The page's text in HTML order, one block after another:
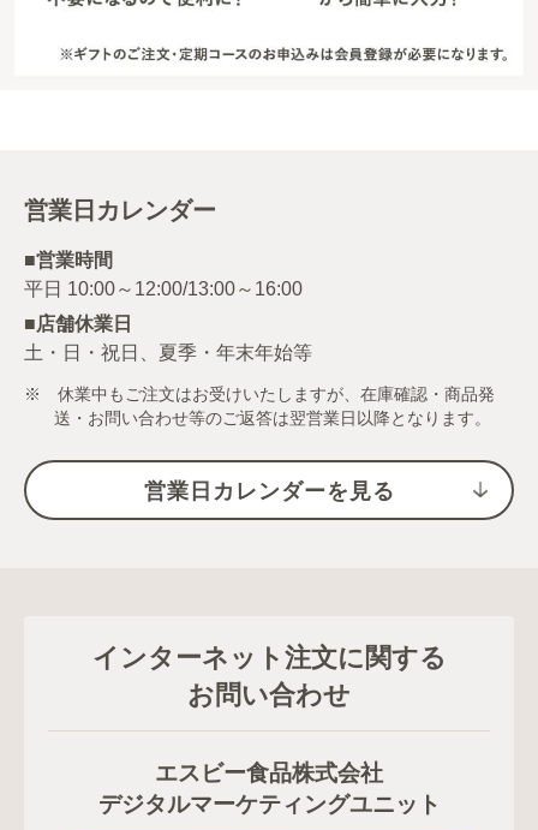
営業日カレンダー
■営業時間
■店舗休業日
土・日・祝日、夏季・年末年始等
※ 休業中もご注文はお受けいたしますが、在庫確認・商品発
送・お問い合わせ等のご返答は翌営業日以降となります。
営業日カレンダーを見る
インターネット注文に関する
お問い合わせ
エスビー食品株式会社
デジタルマーケティングユニット